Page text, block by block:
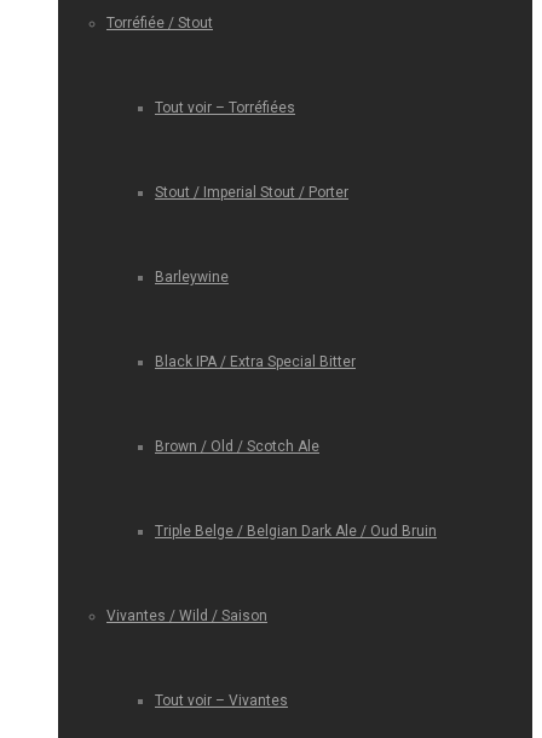
Torréfiée / Stout
Tout voir – Torréfiées
Stout / Imperial Stout / Porter
Barleywine
Black IPA / Extra Special Bitter
Brown / Old / Scotch Ale
Triple Belge / Belgian Dark Ale / Oud Bruin
Vivantes / Wild / Saison
Tout voir – Vivantes